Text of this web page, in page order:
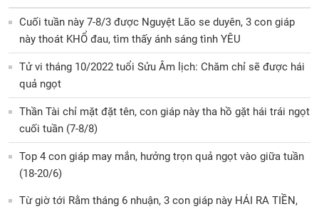
Cuối tuần này 7-8/3 được Nguyệt Lão se duyên, 3 con giáp
này thoát KHỔ đau, tìm thấy ánh sáng tình YÊU
Tử vi tháng 10/2022 tuổi Sửu Âm lịch: Chăm chỉ sẽ được hái
quả ngọt
Thần Tài chỉ mặt đặt tên, con giáp này tha hồ gặt hái trái ngọt
cuối tuần (7-8/8)
Top 4 con giáp may mắn, hưởng trọn quả ngọt vào giữa tuần
(18-20/6)
Từ giờ tới Rằm tháng 6 nhuận, 3 con giáp này HÁI RA TIỀN,